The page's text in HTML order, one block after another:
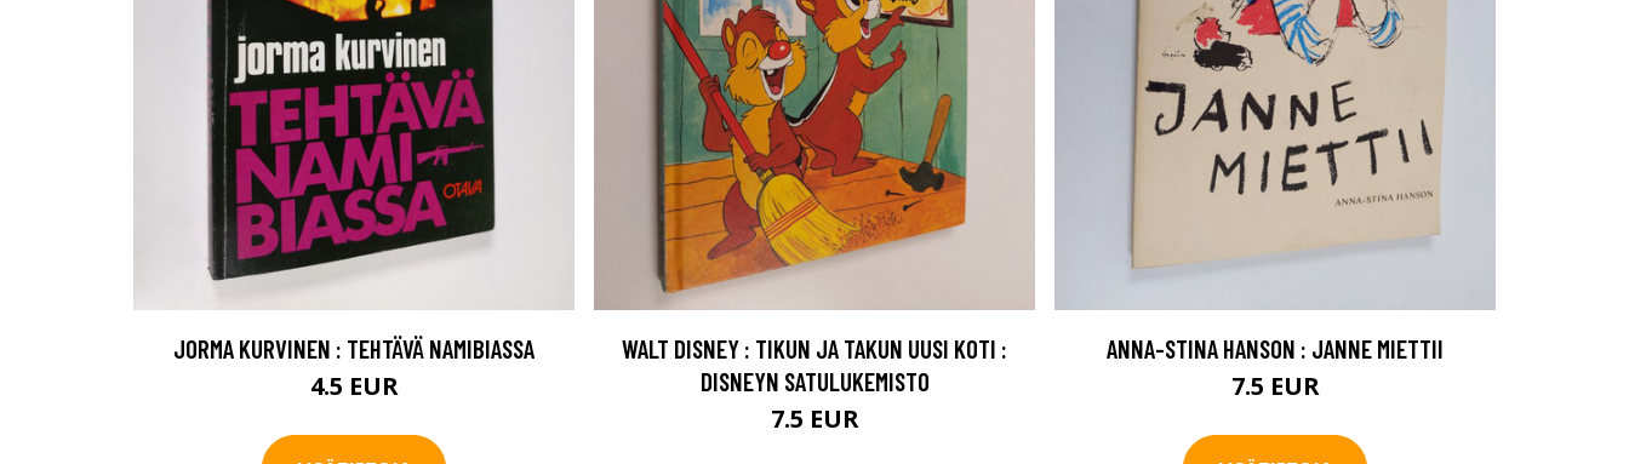
JORMA KURVINEN : TEHTÄVÄ NAMIBIASSA
4.5 EUR
WALT DISNEY : TIKUN JA TAKUN UUSI KOTI :
DISNEYN SATULUKEMISTO
7.5 EUR
ANNA-STINA HANSON : JANNE MIETTII
7.5 EUR